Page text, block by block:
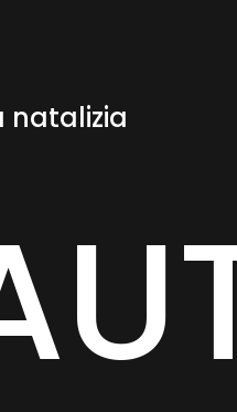
natalizia